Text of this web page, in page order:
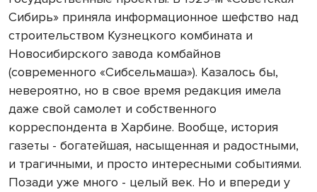
Сибирь» приняла информационное шефство над
строительством Кузнецкого комбината и
Новосибирского завода комбайнов
(современного «Сибсельмаша»). Казалось бы,
невероятно, но в свое время редакция имела
даже свой самолет и собственного
корреспондента в Харбине. Вообще, история
газеты - богатейшая, насыщенная и радостными,
и трагичными, и просто интересными событиями.
Позади уже много - целый век. Но и впереди у